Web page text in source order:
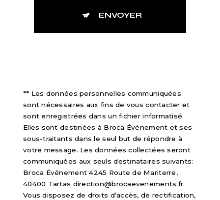
ENVOYER
** Les données personnelles communiquées
sont nécessaires aux fins de vous contacter et
sont enregistrées dans un fichier informatisé.
Elles sont destinées à Broca Événement et ses
sous-traitants dans le seul but de répondre à
votre message. Les données collectées seront
communiquées aux seuls destinataires suivants:
Broca Événement 4245 Route de Mariterre,
40400 Tartas direction@brocaevenements.fr.
Vous disposez de droits d’accès, de rectification,